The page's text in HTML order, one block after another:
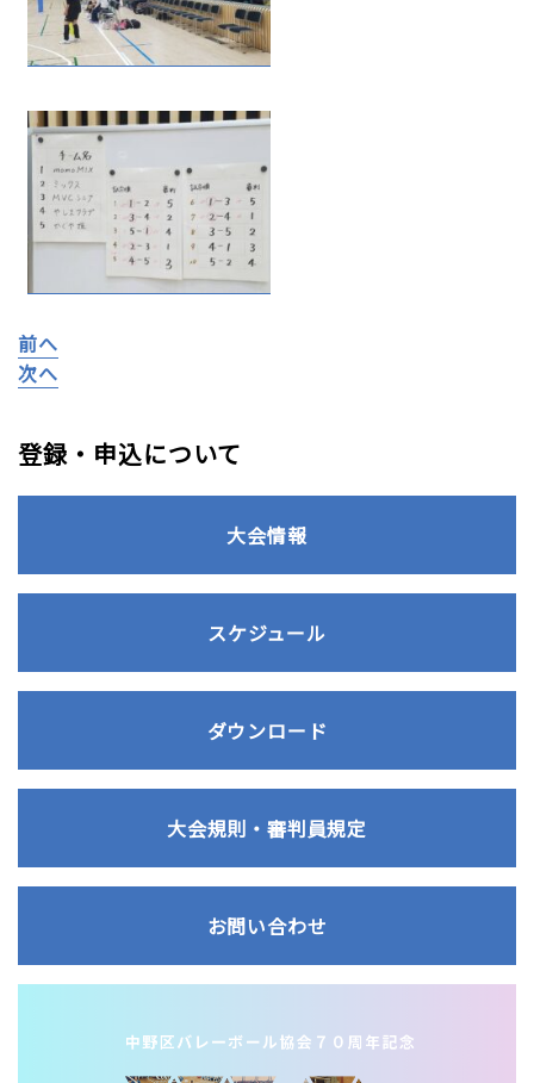
前へ
次へ
登録・申込について
大会情報
スケジュール
ダウンロード
大会規則・審判員規定
お問い合わせ